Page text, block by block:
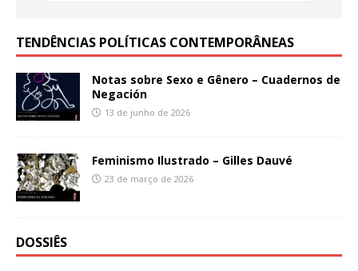
TENDÊNCIAS POLÍTICAS CONTEMPORÂNEAS
Notas sobre Sexo e Gênero – Cuadernos de
Negación
13 de junho de 2026
Feminismo Ilustrado – Gilles Dauvé
23 de março de 2026
DOSSIÊS